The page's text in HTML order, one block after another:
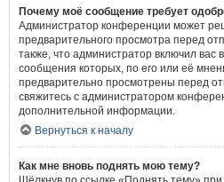
Почему моё сообщение требует
Администратор конференции может
предварительного просмотра перед
также, что администратор включил вас
сообщения которых, по его или её
предварительно просмотрены перед
свяжитесь с администратором
дополнительной информации.
Вернуться к началу
Как мне вновь поднять мою тему?